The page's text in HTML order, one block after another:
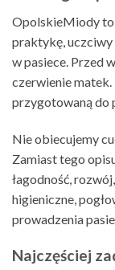
OpolskieMiody to
praktykę, uczciwy
w pasiece. Przed
czerwienie
przygotowaną do
Nie obiecujemy
Zamiast tego
łagodność,
higieniczne,
prowadzenia
Najczęściej